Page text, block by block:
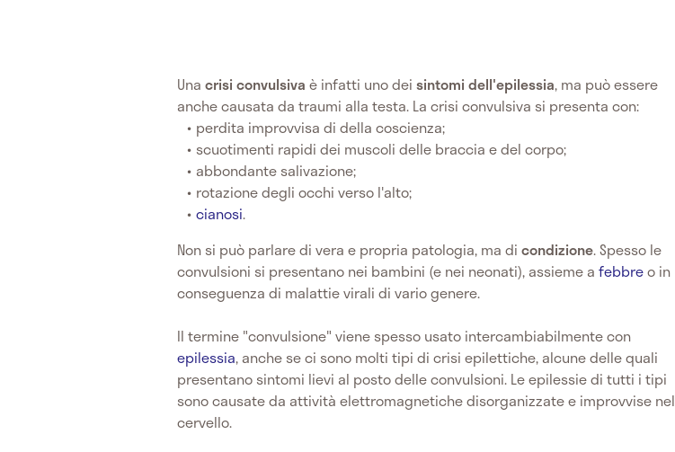
Una crisi convulsiva è infatti uno dei sintomi dell'epilessia, ma può essere
anche causata da traumi alla testa. La crisi convulsiva si presenta con:
perdita improvvisa di della coscienza;
scuotimenti rapidi dei muscoli delle braccia e del corpo;
abbondante salivazione;
rotazione degli occhi verso l'alto;
cianosi.
Non si può parlare di vera e propria patologia, ma di condizione. Spesso le
convulsioni si presentano nei bambini (e nei neonati), assieme a febbreo in
conseguenza di malattie virali di vario genere.
Il termine "convulsione" viene spesso usato intercambiabilmente con
epilessia, anche se ci sono molti tipi di crisi epilettiche, alcune delle quali
presentano sintomi lievi al posto delle convulsioni. Le epilessie di tutti i tipi
sono causate da attività elettromagnetiche disorganizzate e improvvise nel
cervello.